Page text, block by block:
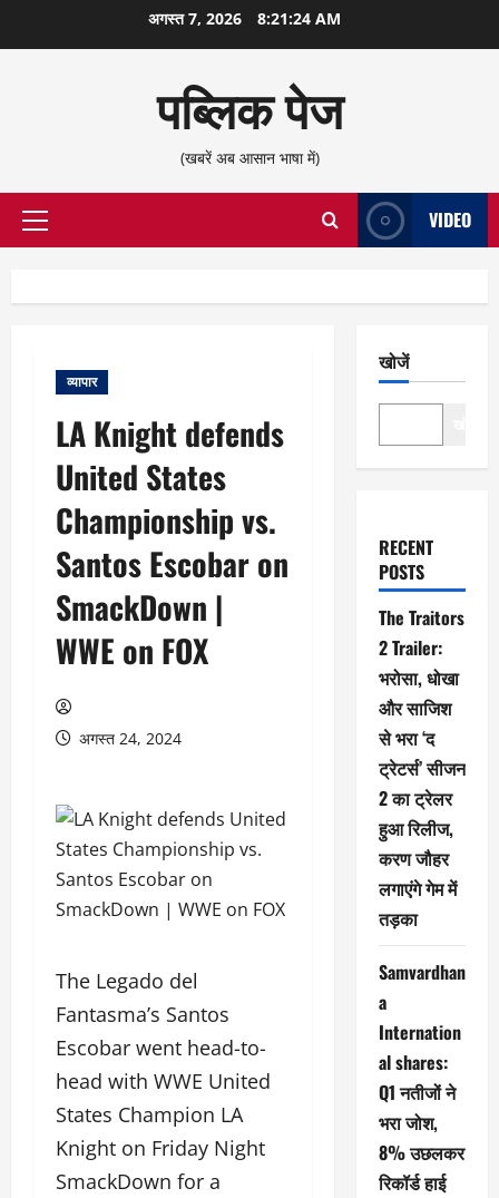
सामग्री
अगस्त 7, 2026 8:21:25 AM
पब्लिक पेज
(खबरें अब आसान भाषा में)
प्राथमिक
VIDEO
व्यापार
LA Knight defends
United States
Championship vs.
Santos Escobar on
SmackDown |
WWE on FOX
अगस्त 24, 2024
The Legado del
Fantasma’s Santos
Escobar went head-to-
head with WWE United
States Champion LA
Knight on Friday Night
SmackDown for a
खोजें
RECENT
POSTS
The Traitors
2 Trailer:
भरोसा, धोखा
और साजिश
से भरा ‘द
ट्रेटर्स’ सीजन
2 का ट्रेलर
हुआ रिलीज,
करण जौहर
लगाएंगे गेम में
तड़का
Samvardhan
a
Internation
al shares:
Q1 नतीजों ने
भरा जोश,
8% उछलकर
रिकॉर्ड हाई